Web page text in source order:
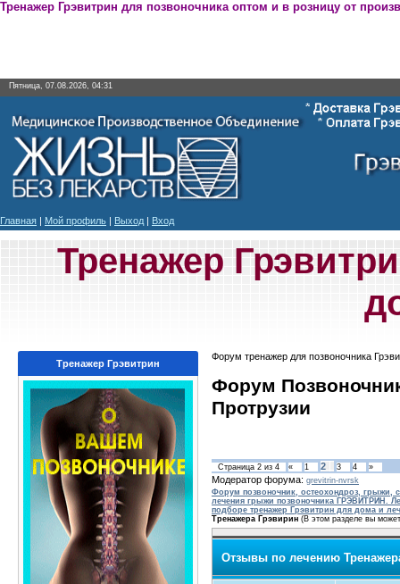
Тренажер Грэвитрин для позвоночника оптом и в розницу от
Пятница, 07.08.2026, 04:31
Главная | Мой профиль | Выход | Вход
Тренажер
Тренажер Грэвитрин
Форум тренажер для позвоночника
Форум
Протрузии
Страница 2 из 4 « 1 2 3 4 »
Модератор форума: grevitrin-nvrsk
Форум позвоночник, остеохондроз, грыжи,
лечения грыжи позвоночника ГРЭВИТРИН.
подборе тренажер Грэвитрин для дома и
Тренажера Грэвирин (В этом разделе вы
Отзывы по лечению